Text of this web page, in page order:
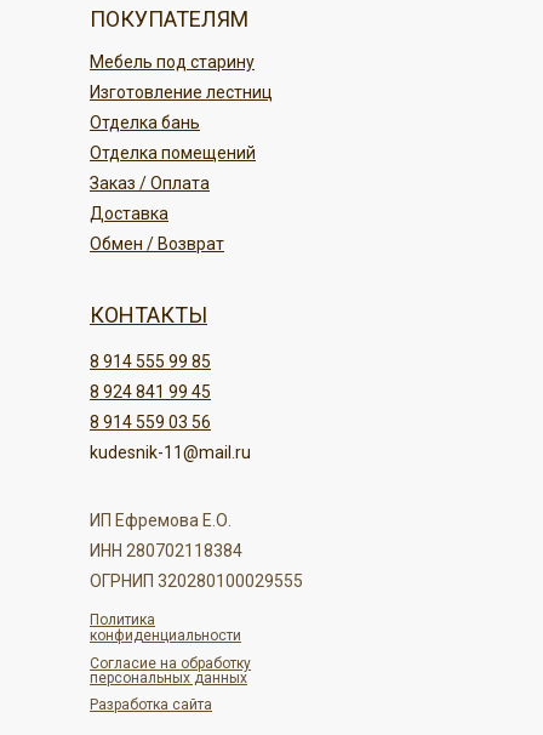
Отделка бань
Изготовление лестниц
Мебель под старину
ПОКУПАТЕЛЯМ
Политика
конфиденциальности
kudesnik-11@mail.ru
8 914 559 03 56
8 914 555 99 85
8 924 841 99 45
КОНТАКТЫ
Обмен / Возврат
Отделка помещений
Заказ / Оплата
Доставка
Разработка сайта
ОГРНИП 320280100029555
ИНН 280702118384
ИП Ефремова Е.О.
Согласие на обработку
персональных данных